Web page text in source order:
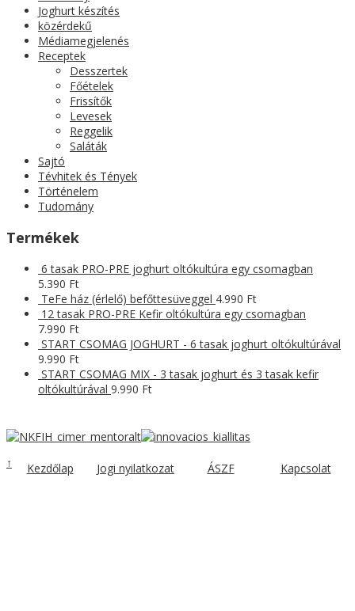
Joghurt készítés
közérdekű
Médiamegjelenés
Receptek
Desszertek
Főételek
Frissítők
Levesek
Reggelik
Saláták
Sajtó
Tévhitek és Tények
Történelem
Tudomány
Termékek
6 tasak PRO-PRE joghurt oltókultúra egy csomagban
5.390 Ft
TeFe ház (érlelő) befőttesüveggel 4.990 Ft
12 tasak PRO-PRE Kefir oltókultúra egy csomagban
7.990 Ft
START CSOMAG JOGHURT - 6 tasak joghurt oltókultúrával
9.990 Ft
START CSOMAG MIX - 3 tasak joghurt és 3 tasak kefir
oltókultúrával 9.990 Ft
↑ Kezdőlap Jogi nyilatkozat ÁSZF Kapcsolat